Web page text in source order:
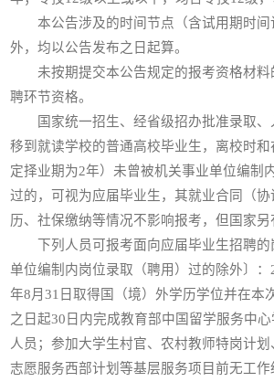
本公告涉及的时间节点（含试用期时
外，均以公告发布之日起算。
未按期提交本公告规定的报考资格材
聘环节资格。
国家统一招生、经省级招办批准录取
移到就读学校的普通高校毕业生，离校时
定择业期为2年）未曾被机关事业单位编制
过的，可视为应届毕业生，其就业合同（
历、社保缴纳等情况不影响报考，但国家另
下列人员可报考面向应届毕业生招聘
单位编制内岗位录取（聘用）过的除外〕：
年8月31日取得国（境）外学历学位并在本
之日起30日内完成教育部中国留学服务中
人员；参加大学生村官、农村教师特岗计划
志愿服务西部计划等基层服务项目前无工